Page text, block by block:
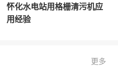
怀化水电站用格栅清污机应
用经验
更多